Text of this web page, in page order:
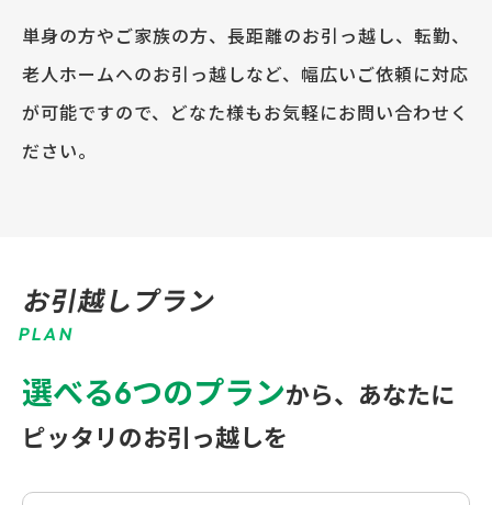
単身の方やご家族の方、長距離のお引っ越し、転勤、
老人ホームへのお引っ越しなど、幅広いご依頼に対応
が可能ですので、どなた様もお気軽にお問い合わせく
ださい。
お引越しプラン
PLAN
選べる6つのプランから、 あなたに
ピッタリのお引っ越しを